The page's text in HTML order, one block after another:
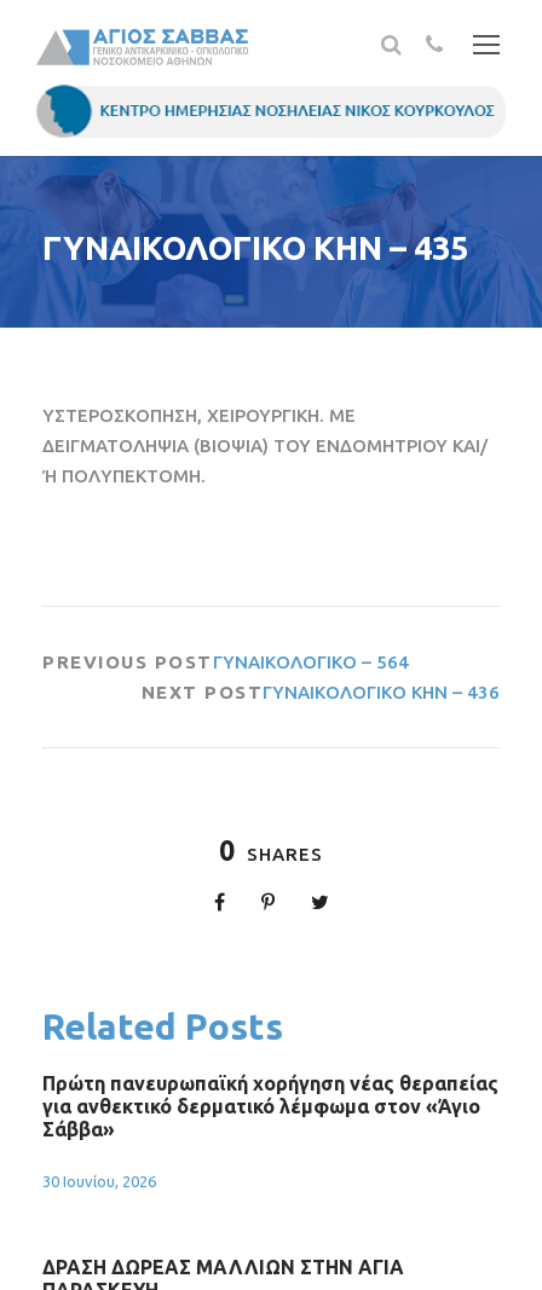
ΓΥΝΑΙΚΟΛΟΓΙΚΟ ΚΗΝ – 435
ΥΣΤΕΡΟΣΚΟΠΗΣΗ, ΧΕΙΡΟΥΡΓΙΚΗ. ΜΕ
ΔΕΙΓΜΑΤΟΛΗΨΙΑ (ΒΙΟΨΙΑ) ΤΟΥ ΕΝΔΟΜΗΤΡΙΟΥ ΚΑΙ/
Ή ΠΟΛΥΠΕΚΤΟΜΗ.
PREVIOUS POST ΓΥΝΑΙΚΟΛΟΓΙΚΟ – 564
NEXT POSTΓΥΝΑΙΚΟΛΟΓΙΚΟ ΚΗΝ – 436
0 SHARES
Related Posts
Πρώτη πανευρωπαϊκή χορήγηση νέας θεραπείας
για ανθεκτικό δερματικό λέμφωμα στον «Άγιο
Σάββα»
30 Ιουνίου, 2026
ΔΡΑΣΗ ΔΩΡΕΑΣ ΜΑΛΛΙΩΝ ΣΤΗΝ ΑΓΙΑ